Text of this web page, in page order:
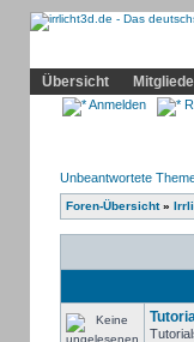
Übersicht
Anmelden
Unbeantwortete
Foren-Übersicht»